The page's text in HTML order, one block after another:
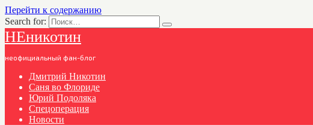
Перейти к содержанию
Search for:
НЕникотин
неофициальный фан-блог
Дмитрий Никотин
Саня во Флориде
Юрий Подоляка
Спецоперация
Новости